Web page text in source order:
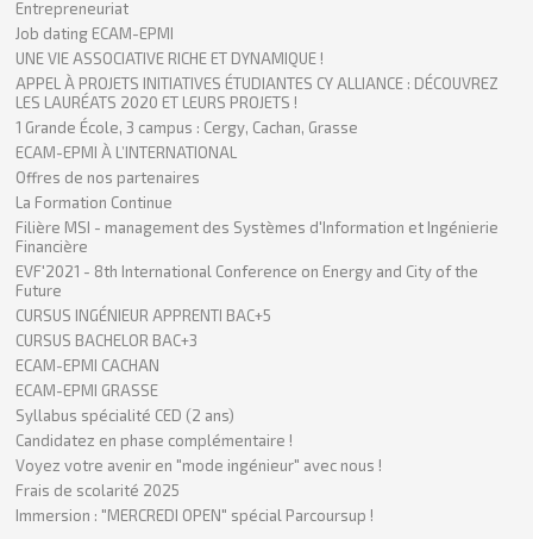
Entrepreneuriat
Job dating ECAM-EPMI
UNE VIE ASSOCIATIVE RICHE ET DYNAMIQUE !
APPEL À PROJETS INITIATIVES ÉTUDIANTES CY ALLIANCE : DÉCOUVREZ
LES LAURÉATS 2020 ET LEURS PROJETS !
1 Grande École, 3 campus : Cergy, Cachan, Grasse
ECAM-EPMI À L’INTERNATIONAL
Offres de nos partenaires
La Formation Continue
Filière MSI - management des Systèmes d'Information et Ingénierie
Financière
EVF'2021 - 8th International Conference on Energy and City of the
Future
CURSUS INGÉNIEUR APPRENTI BAC+5
CURSUS BACHELOR BAC+3
ECAM-EPMI CACHAN
ECAM-EPMI GRASSE
Syllabus spécialité CED (2 ans)
Candidatez en phase complémentaire !
Voyez votre avenir en "mode ingénieur" avec nous !
Frais de scolarité 2025
Immersion : "MERCREDI OPEN" spécial Parcoursup !